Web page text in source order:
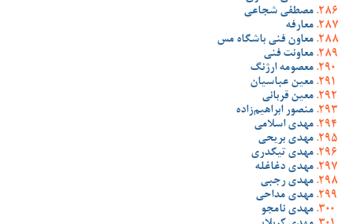
مصطفی شجاعی
معارفه
معاون فنی باشگاه مس
معاونت فنی
معصومه ارژنگ
معین عباسیان
معین قربانی
منصور ابراهیم‌زاده
مهدی اسلامی
مهدی بریحی
مهدی تیکدری
مهدی دغاغله
مهدی رجبی
مهدی مداحی
مهدی نامجو